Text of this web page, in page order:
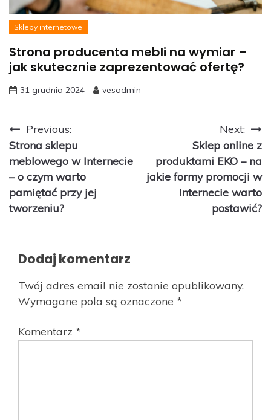
Sklepy internetowe
Strona producenta mebli na wymiar –
jak skutecznie zaprezentować ofertę?
31 grudnia 2024 vesadmin
Nawigacja
wpisu
Previous:
Strona sklepu
meblowego w Internecie
– o czym warto
pamiętać przy jej
tworzeniu?
Next:
Sklep online z
produktami EKO – na
jakie formy promocji w
Internecie warto
postawić?
Dodaj komentarz
Twój adres email nie zostanie opublikowany.
Wymagane pola są oznaczone *
Komentarz *